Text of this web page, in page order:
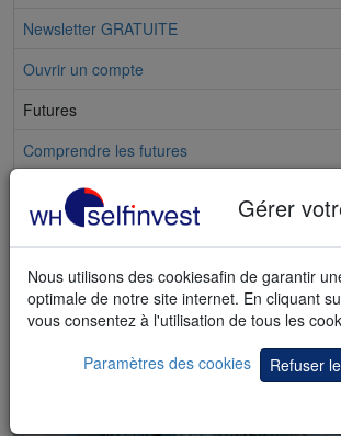
Newsletter GRATUITE
Ouvrir un compte
Futures
Comprendre les futures
Démo de trading
Les futures les plus populaires
Les options sur futures
Un courtier en futures avec des
Gérer
Nous utilisons des cookiesafin de garantir
optimale de notre site internet. En cliquant
vous consentez à l'utilisation de tous les
Paramètres des cookies
Refuser